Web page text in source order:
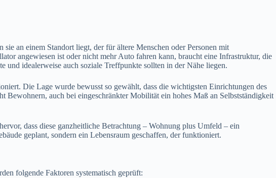
an einem Standort liegt, der für ältere Menschen oder Personen mit
angewiesen ist oder nicht mehr Auto fahren kann, braucht eine Infrastruktur, die
und idealerweise auch soziale Treffpunkte sollten in der Nähe liegen.
Die Lage wurde bewusst so gewählt, dass die wichtigsten Einrichtungen des
Bewohnern, auch bei eingeschränkter Mobilität ein hohes Maß an Selbstständigkeit
dass diese ganzheitliche Betrachtung – Wohnung plus Umfeld – ein
geplant, sondern ein Lebensraum geschaffen, der funktioniert.
folgende Faktoren systematisch geprüft: